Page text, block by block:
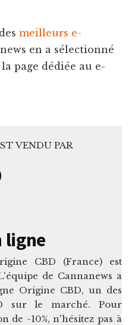
meilleurs e-
en a sélectionné
page dédiée au e-
VENDU PAR
ligne
CBD (France) est
de Cannanews a
Origine CBD, un des
sur le marché. Pour
de -10%, n'hésitez pas à